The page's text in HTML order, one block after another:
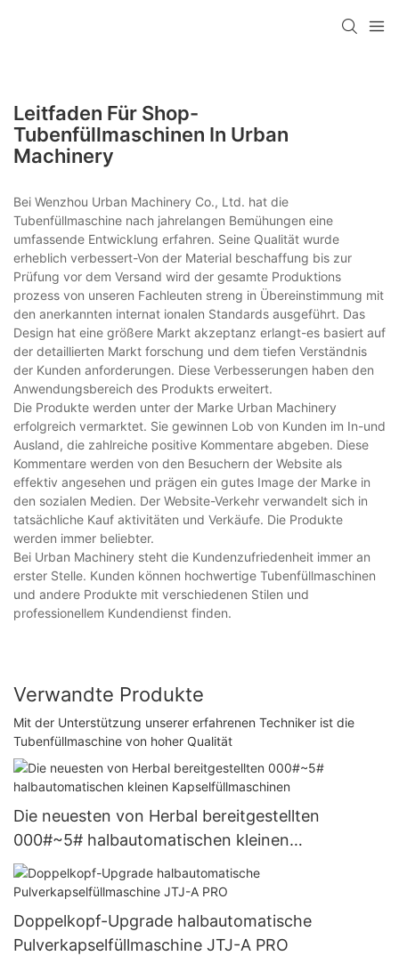
Leitfaden Für Shop-
Tubenfüllmaschinen In Urban
Machinery
Bei Wenzhou Urban Machinery Co., Ltd. hat die
Tubenfüllmaschine nach jahrelangen Bemühungen eine
umfassende Entwicklung erfahren. Seine Qualität wurde
erheblich verbessert-Von der Material beschaffung bis zur
Prüfung vor dem Versand wird der gesamte Produktions
prozess von unseren Fachleuten streng in Übereinstimmung mit
den anerkannten internat ionalen Standards ausgeführt. Das
Design hat eine größere Markt akzeptanz erlangt-es basiert auf
der detaillierten Markt forschung und dem tiefen Verständnis
der Kunden anforderungen. Diese Verbesserungen haben den
Anwendungsbereich des Produkts erweitert.
Die Produkte werden unter der Marke Urban Machinery
erfolgreich vermarktet. Sie gewinnen Lob von Kunden im In-und
Ausland, die zahlreiche positive Kommentare abgeben. Diese
Kommentare werden von den Besuchern der Website als
effektiv angesehen und prägen ein gutes Image der Marke in
den sozialen Medien. Der Website-Verkehr verwandelt sich in
tatsächliche Kauf aktivitäten und Verkäufe. Die Produkte
werden immer beliebter.
Bei Urban Machinery steht die Kundenzufriedenheit immer an
erster Stelle. Kunden können hochwertige Tubenfüllmaschinen
und andere Produkte mit verschiedenen Stilen und
professionellem Kundendienst finden.
Verwandte Produkte
Mit der Unterstützung unserer erfahrenen Techniker ist die
Tubenfüllmaschine von hoher Qualität
Die neuesten von Herbal bereitgestellten
000#~5# halbautomatischen kleinen
Kapselfüllmaschinen
Doppelkopf-Upgrade halbautomatische
Pulverkapselfüllmaschine JTJ-A PRO